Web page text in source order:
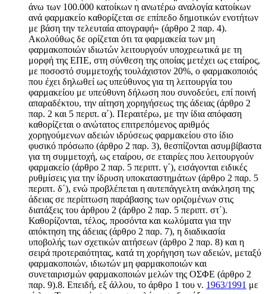
άνω των 100.000 κατοίκων η ανωτέρω αναλογία κατοίκων
ανά φαρμακείο καθορίζεται σε επίπεδο δημοτικών ενοτήτων
με βάση την τελευταία απογραφή» (άρθρο 2 παρ. 4).
Ακολούθως δε ορίζεται ότι τα φαρμακεία των μη
φαρμακοποιών ιδιωτών λειτουργούν υποχρεωτικά με τη
μορφή της ΕΠΕ, στη σύνθεση της οποίας μετέχει ως εταίρος,
με ποσοστό συμμετοχής τουλάχιστον 20%, ο φαρμακοποιός
που έχει δηλωθεί ως υπεύθυνος για τη λειτουργία του
φαρμακείου με υπεύθυνη δήλωση που συνοδεύει, επί ποινή
απαραδέκτου, την αίτηση χορηγήσεως της άδειας (άρθρο 2
παρ. 2 και 5 περιπ. α΄). Περαιτέρω, με την ίδια απόφαση
καθορίζεται ο ανώτατος επιτρεπόμενος αριθμός
χορηγούμενων αδειών ιδρύσεως φαρμακείου στο ίδιο
φυσικό πρόσωπο (άρθρο 2 παρ. 3), θεσπίζονται ασυμβίβαστα
για τη συμμετοχή, ως εταίρου, σε εταιρίες που λειτουργούν
φαρμακείο (άρθρο 2 παρ. 5 περιπτ. γ΄), εισάγονται ειδικές
ρυθμίσεις για την ίδρυση υποκαταστημάτων (άρθρο 2 παρ. 5
περιπτ. δ΄), ενώ προβλέπεται η αυτεπάγγελτη ανάκληση της
άδειας σε περίπτωση παράβασης των οριζομένων στις
διατάξεις του άρθρου 2 (άρθρο 2 παρ. 5 περιπτ. στ΄).
Καθορίζονται, τέλος, προσόντα και κωλύματα για την
απόκτηση της άδειας (άρθρο 2 παρ. 7), η διαδικασία
υποβολής των σχετικών αιτήσεων (άρθρο 2 παρ. 8) και η
σειρά προτεραιότητας, κατά τη χορήγηση των αδειών, μεταξύ
φαρμακοποιών, ιδιωτών μη φαρμακοποιών και
συνεταιρισμών φαρμακοποιών μελών της ΟΣΦΕ (άρθρο 2
παρ. 9).8. Επειδή, εξ άλλου, το άρθρο 1 του ν. 1963/1991 με